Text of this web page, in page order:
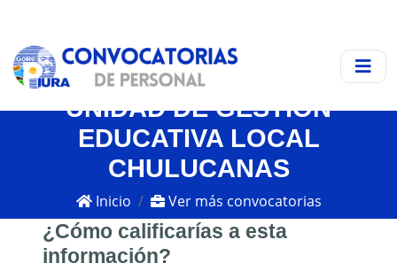
UNIDAD DE GESTIÓN
EDUCATIVA LOCAL
CHULUCANAS
Inicio Ver más convocatorias
¿Cómo calificarías a esta
información?